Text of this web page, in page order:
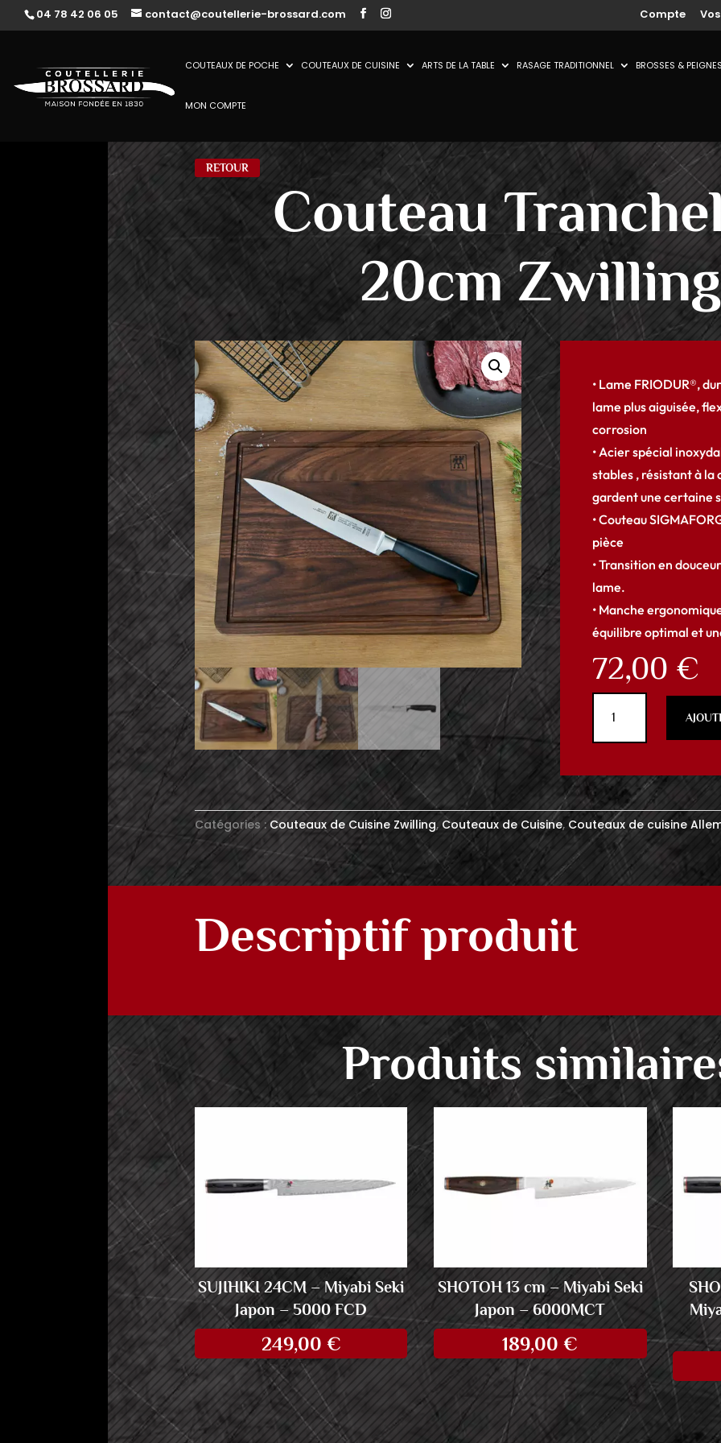
04 78 42 06 05 contact@coutellerie-brossard.com Compte
COUTEAUX DE POCHE COUTEAUX DE CUISINE ARTS DE LA TABLE RASAGE TRADITIONNEL BROSSES &
MON COMPTE
RETOUR
Couteau
20cm Zwilling
• Lame FRIODUR®,
lame plus aiguisée,
corrosion
• Acier spécial
stables , résistant à la
gardent une certaine
• Couteau
pièce
• Transition en
lame.
• Manche
équilibre optimal et
72,00 €
20cm
Zwilling
Catégories : Couteaux de Cuisine Zwilling, Couteaux de Cuisine, Couteaux de cuisine
Descriptif produit
Produits
SUJIHIKI 24CM – Miyabi Seki
Japon – 5000 FCD
249,00 €
SHOTOH 13 cm – Miyabi Seki
Japon – 6000MCT
189,00€